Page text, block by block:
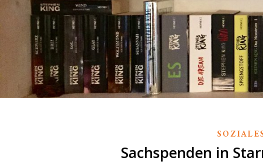
Sachspenden in